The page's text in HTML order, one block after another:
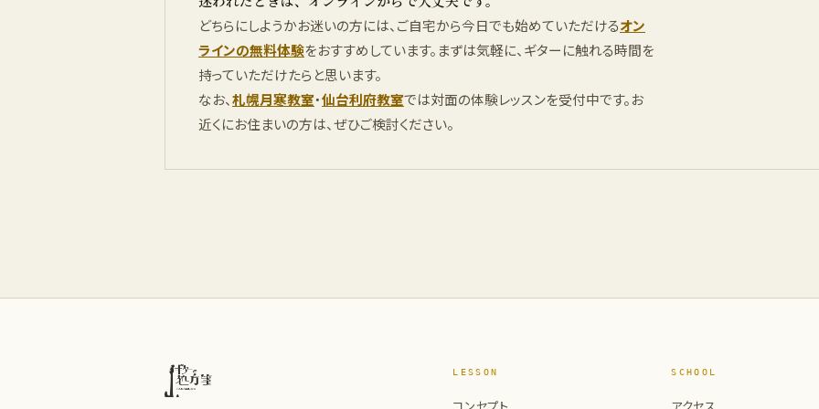
どちらにしようかお迷いの方には、ご自宅から今日でも始めていただけるオン
ラインの無料体験をおすすめしています。まずは気軽に、ギターに触れる時間を
持っていただけたらと思います。
なお、札幌月寒教室・仙台利府教室では対面の体験レッスンを受付中です。お
近くにお住まいの方は、ぜひご検討ください。
LESSON SCHOOL